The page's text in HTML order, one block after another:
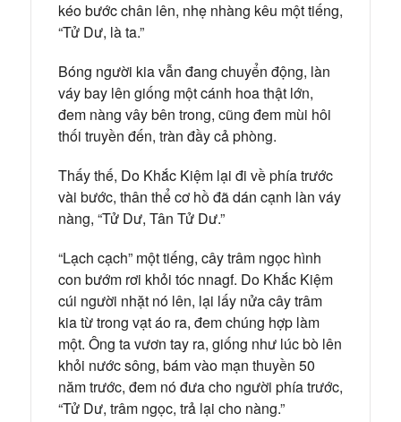
kéo bước chân lên, nhẹ nhàng kêu một tiếng,
“Tử Dư, là ta.”
Bóng người kia vẫn đang chuyển động, làn
váy bay lên giống một cánh hoa thật lớn,
đem nàng vây bên trong, cũng đem mùi hôi
thối truyền đến, tràn đầy cả phòng.
Thấy thế, Do Khắc Kiệm lại đi về phía trước
vài bước, thân thể cơ hồ đã dán cạnh làn váy
nàng, “Tử Dư, Tân Tử Dư.”
“Lạch cạch” một tiếng, cây trâm ngọc hình
con bướm rơi khỏi tóc nnagf. Do Khắc Kiệm
cúi người nhặt nó lên, lại lấy nửa cây trâm
kia từ trong vạt áo ra, đem chúng hợp làm
một. Ông ta vươn tay ra, giống như lúc bò lên
khỏi nước sông, bám vào mạn thuyền 50
năm trước, đem nó đưa cho người phía trước,
“Tử Dư, trâm ngọc, trả lại cho nàng.”